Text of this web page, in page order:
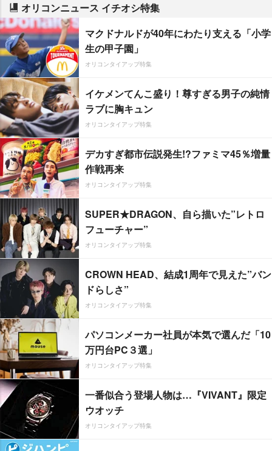
オリコンニュース イチオシ特集
マクドナルドが40年にわたり支える「小学
生の甲子園」
オリコンタイアップ特集
イケメンてんこ盛り！尊すぎる男子の純情
ラブに胸キュン
オリコンタイアップ特集
デカすぎ都市伝説発生!?ファミマ45％増量
作戦再来
オリコンタイアップ特集
SUPER★DRAGON、自ら描いた”レトロ
フューチャー”
オリコンタイアップ特集
CROWN HEAD、結成1周年で見えた”バン
ドらしさ”
オリコンタイアップ特集
パソコンメーカー社員が本気で選んだ「10
万円台PC３選」
オリコンタイアップ特集
一番似合う登場人物は…『VIVANT』限定
ウオッチ
オリコンタイアップ特集